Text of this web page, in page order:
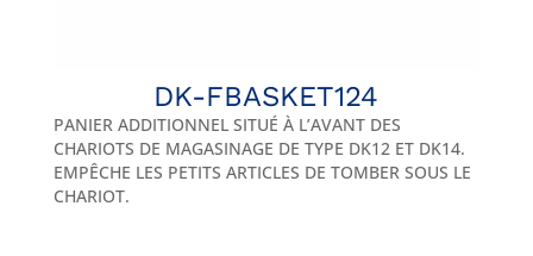
DK-FBASKET124
PANIER ADDITIONNEL SITUÉ À L’AVANT DES
CHARIOTS DE MAGASINAGE DE TYPE DK12 ET DK14.
EMPÊCHE LES PETITS ARTICLES DE TOMBER SOUS LE
CHARIOT.